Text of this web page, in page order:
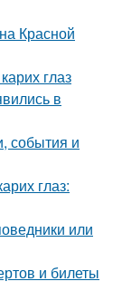
Красной
глаз
в
события и
глаз:
или
и билеты